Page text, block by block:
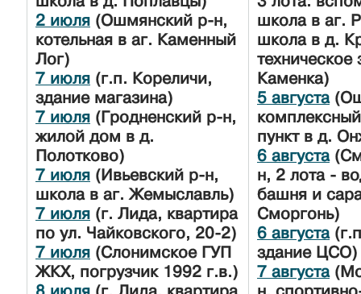
2 июля (Ошмянский р-н,
котельная в аг. Каменный
Лог)
7 июля (г.п. Кореличи,
здание магазина)
7 июля (Гродненский р-н,
жилой дом в д.
Полотково)
7 июля (Ивьевский р-н,
школа в аг. Жемыславль)
7 июля (г. Лида, квартира
по ул. Чайковского, 20-2)
7 июля (Слонимское ГУП
ЖКХ, погрузчик 1992 г.в.)
школа в аг.
школа в д.
техническое
Каменка)
5 августа
пункт в д.
6 августа
н, 2 лота -
башня и
Сморгонь)
6 августа
здание ЦСО)
7 августа